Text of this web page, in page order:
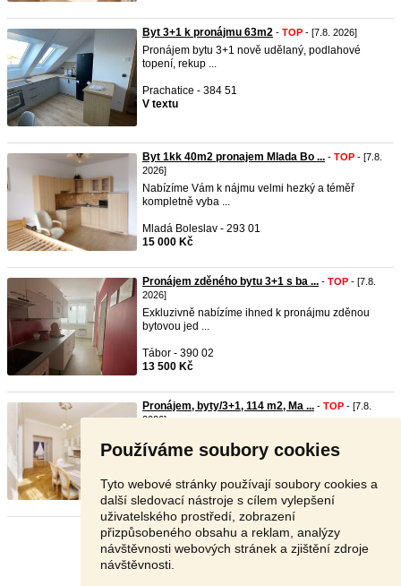
Používáme soubory cookies
Tyto webové stránky používají soubory cookies a
další sledovací nástroje s cílem vylepšení
uživatelského prostředí, zobrazení
přizpůsobeného obsahu a reklam, analýzy
návštěvnosti webových stránek a zjištění zdroje
návštěvnosti.
Byt 3+1 k pronájmu 63m2 - TOP - [7.8. 2026]
Pronájem bytu 3+1 nově udělaný, podlahové
topení, rekup ...
Prachatice - 384 51
V textu
Byt 1kk 40m2 pronajem Mlada Bo ... - TOP - [7.8.
2026]
Nabízíme Vám k nájmu velmi hezký a téměř
kompletně vyba ...
Mladá Boleslav - 293 01
15 000 Kč
Pronájem zděného bytu 3+1 s ba ... - TOP - [7.8.
2026]
Exkluzivně nabízíme ihned k pronájmu zděnou
bytovou jed ...
Tábor - 390 02
13 500 Kč
Pronájem, byty/3+1, 114 m2, Ma ... - TOP - [7.8.
2026]
238/20, ...
Praha 1 - 110 00
50 000 Kč
Stránka: 1 2 3 Další